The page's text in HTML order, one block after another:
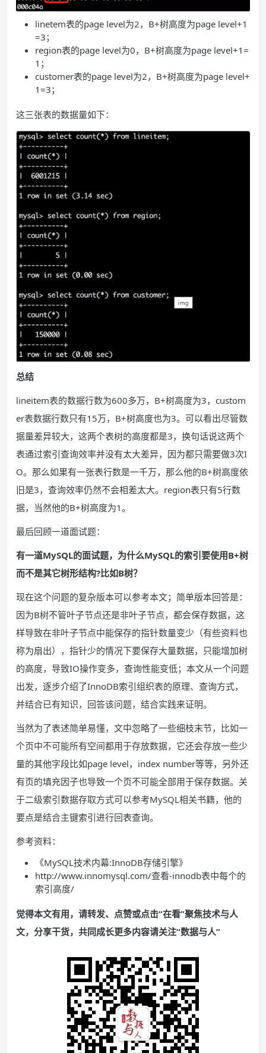
linetem表的page level为2，B+树高度为page level+1
=3；
region表的page level为0，B+树高度为page level+1=
1；
customer表的page level为2，B+树高度为page level+
1=3；
这三张表的数据量如下：
总结
lineitem表的数据行数为600多万，B+树高度为3，custom
er表数据行数只有15万，B+树高度也为3。可以看出尽管数
据量差异较大，这两个表树的高度都是3，换句话说这两个
表通过索引查询效率并没有太大差异，因为都只需要做3次I
O。那么如果有一张表行数是一千万，那么他的B+树高度依
旧是3，查询效率仍然不会相差太大。region表只有5行数
据，当然他的B+树高度为1。
最后回顾一道面试题：
有一道MySQL的面试题，为什么MySQL的索引要使用B+树
而不是其它树形结构?比如B树？
现在这个问题的复杂版本可以参考本文；简单版本回答是：
因为B树不管叶子节点还是非叶子节点，都会保存数据，这
样导致在非叶子节点中能保存的指针数量变少（有些资料也
称为扇出），指针少的情况下要保存大量数据，只能增加树
的高度，导致IO操作变多，查询性能变低；本文从一个问题
出发，逐步介绍了InnoDB索引组织表的原理、查询方式，
并结合已有知识，回答该问题，结合实践来证明。
当然为了表述简单易懂，文中忽略了一些细枝末节，比如一
个页中不可能所有空间都用于存放数据，它还会存放一些少
量的其他字段比如page level，index number等等，另外还
有页的填充因子也导致一个页不可能全部用于保存数据。关
于二级索引数据存取方式可以参考MySQL相关书籍，他的
要点是结合主键索引进行回表查询。
参考资料：
《MySQL技术内幕:InnoDB存储引擎》
http://www.innomysql.com/查看-innodb表中每个的
索引高度/
觉得本文有用，请转发、点赞或点击“在看”聚焦技术与人
文，分享干货，共同成长更多内容请关注“数据与人”